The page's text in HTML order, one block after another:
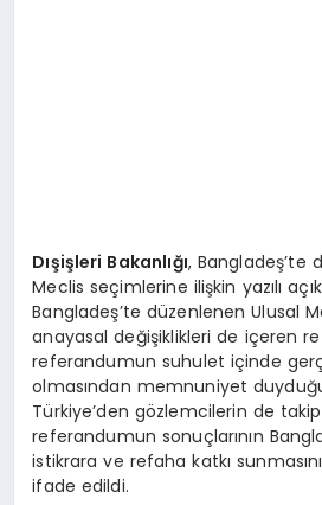
Dışişleri Bakanlığı, Bangladeş’te
Meclis seçimlerine ilişkin yazılı
Bangladeş’te düzenlenen Ulusal
anayasal değişiklikleri de içeren
referandumun suhulet içinde
olmasından memnuniyet
Türkiye’den gözlemcilerin de
referandumun sonuçlarının
istikrara ve refaha katkı
ifade edildi.